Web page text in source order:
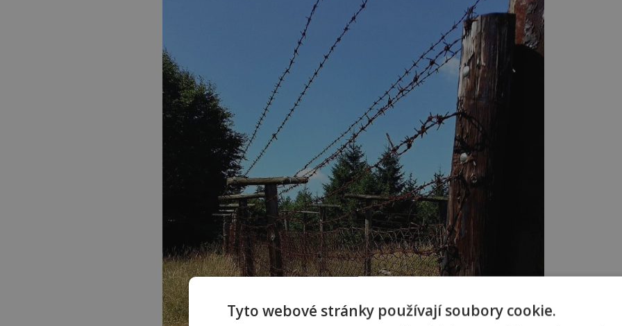
Tyto webové stránky používají soubory cookie.